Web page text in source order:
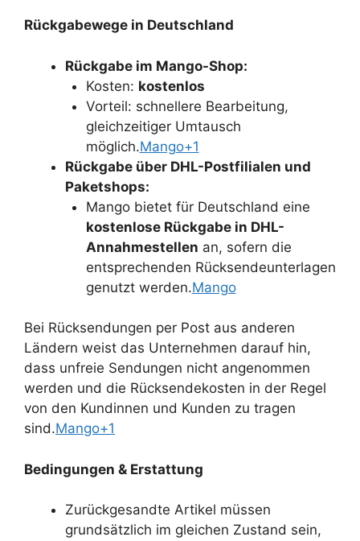
Rückgabewege in Deutschland
Rückgabe im Mango-Shop:
Kosten: kostenlos
Vorteil: schnellere Bearbeitung,
gleichzeitiger Umtausch
möglich.Mango+1
Rückgabe über DHL-Postfilialen und
Paketshops:
Mango bietet für Deutschland eine
kostenlose Rückgabe in DHL-
Annahmestellen an, sofern die
entsprechenden Rücksendeunterlagen
genutzt werden.Mango
Bei Rücksendungen per Post aus anderen
Ländern weist das Unternehmen darauf hin,
dass unfreie Sendungen nicht angenommen
werden und die Rücksendekosten in der Regel
von den Kundinnen und Kunden zu tragen
sind.Mango+1
Bedingungen & Erstattung
Zurückgesandte Artikel müssen
grundsätzlich im gleichen Zustand sein,